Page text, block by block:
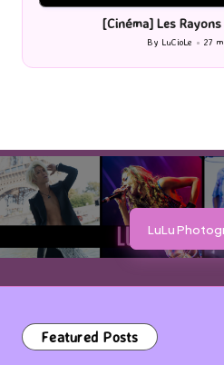
[Cinéma] Les
Posted
by
By LuCioLe 27
LuLu
Featured Posts